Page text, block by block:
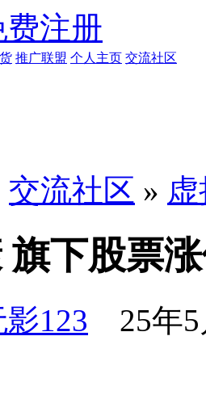
费注册
推广联盟 个人主页 交流社区
交流社区 »
旗下股票
123 25年5